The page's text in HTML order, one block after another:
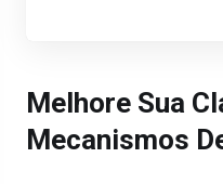
Melhore Sua
Mecanismos